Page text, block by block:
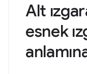
Alt
esnek